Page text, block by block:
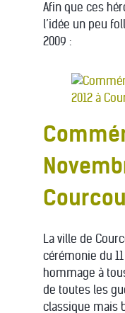
Afin que ces
l’idée un peu
2009 :
La ville de
cérémonie du
hommage à
de toutes les
classique mais